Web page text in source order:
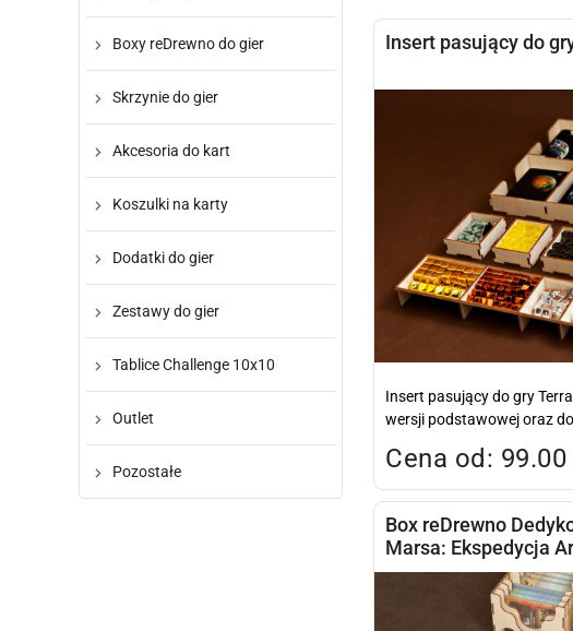
Boxy reDrewno do gier
Skrzynie do gier
Akcesoria do kart
Koszulki na karty
Dodatki do gier
Zestawy do gier
Tablice Challenge 10x10
Outlet
Pozostałe
Insert pasujący do
Insert pasujący do gry
wersji podstawowej oraz
Cena od: 99.00
Box reDrewno
Marsa: Ekspedycja